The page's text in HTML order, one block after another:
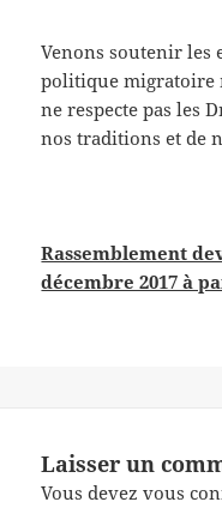
Venons soutenir les
politique migratoire
ne respecte pas les
nos traditions et de
Rassemblement
décembre 2017 à
Laisser un
Vous devezvous